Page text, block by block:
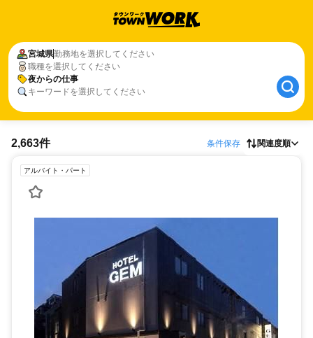
宮城県勤務地を選択してください
職種を選択してください
夜からの仕事
キーワードを選択してください
2,663件 条件保存 関連度順
アルバイト・パート